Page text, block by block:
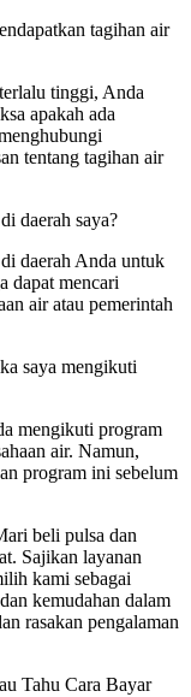
tagihan air
tinggi, Anda
apakah ada
tentang tagihan air
daerah saya?
daerah Anda untuk
dapat mencari
air atau pemerintah
saya mengikuti
mengikuti program
air. Namun,
program ini sebelum
beli pulsa dan
Sajikan layanan
kami sebagai
kemudahan dalam
rasakan pengalaman
Tahu Cara Bayar